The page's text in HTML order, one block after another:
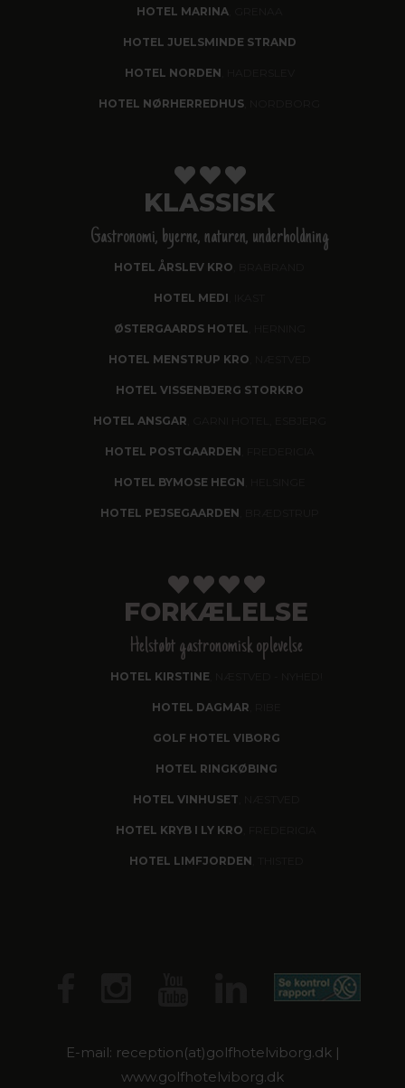
HOTEL MARINA, GRENAA
HOTEL JUELSMINDE STRAND
HOTEL NORDEN
HOTEL NØRHERREDHUS
KLASSISK
Gastronomi, byerne, naturen, underholdning
HOTEL ÅRSLEV KRO
HOTEL MEDI
ØSTERGAARDS HOTEL
HOTEL MENSTRUP KRO
HOTEL VISSENBJERG STORKRO
HOTEL ANSGAR
HOTEL POSTGAARDEN
HOTEL BYMOSE HEGN
HOTEL PEJSEGAARDEN
FORKÆLELSE
Helstøbt gastronomisk oplevelse
HOTEL KIRSTINE, NÆSTVED - NYHED!
HOTEL DAGMAR
GOLF HOTEL VIBORG
HOTEL RINGKØBING
HOTEL VINHUSET
HOTEL KRYB I LY KRO
HOTEL LIMFJORDEN
E-mail: reception(at)golfhotelviborg.dk |
www.golfhotelviborg.dk